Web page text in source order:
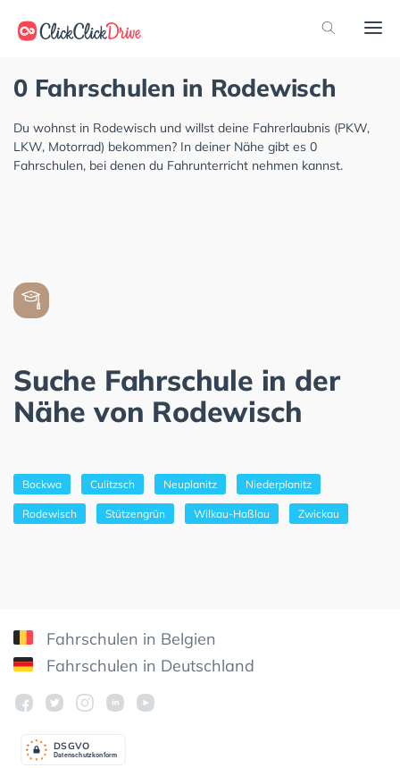
0 Fahrschulen in Rodewisch
Du wohnst in Rodewisch und willst deine Fahrerlaubnis (PKW,
LKW, Motorrad) bekommen? In deiner Nähe gibt es 0
Fahrschulen, bei denen du Fahrunterricht nehmen kannst.
Suche Fahrschule in der
Nähe von Rodewisch
Bockwa Culitzsch Neuplanitz Niederplanitz
Rodewisch Stützengrün Wilkau-Haßlau Zwickau
Fahrschulen in Belgien
Fahrschulen in Deutschland
Datenschutzkonform
DSGVO